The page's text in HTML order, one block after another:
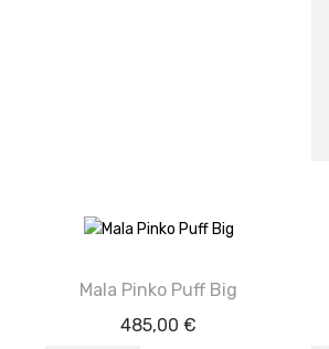
Mala Pinko Puff Big
485,00€